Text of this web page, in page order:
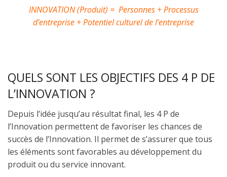
INNOVATION (Produit) = Personnes + Processus
d’entreprise + Potentiel culturel de l’entreprise
QUELS SONT LES OBJECTIFS DES 4 P DE
L’INNOVATION ?
Depuis l’idée jusqu’au résultat final, les 4 P de
l’Innovation permettent de favoriser les chances de
succès de l’Innovation. Il permet de s’assurer que tous
les éléments sont favorables au développement du
produit ou du service innovant.